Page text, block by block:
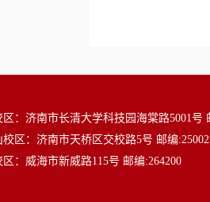
：济南市长清大学科技园海棠路5001号
区：济南市天桥区交校路5号 邮编
：威海市新威路115号 邮编:264200